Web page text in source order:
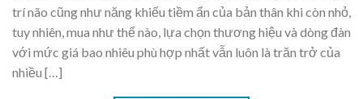
trí não cũng như năng khiếu tiềm ẩn của bản thân khi còn nhỏ,
tuy nhiên, mua như thế nào, lựa chọn thương hiệu và dòng đàn
với mức giá bao nhiêu phù hợp nhất vẫn luôn là trăn trở của
nhiều […]